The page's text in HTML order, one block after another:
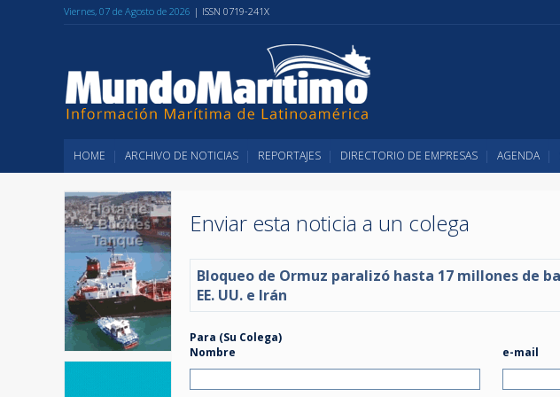
Viernes, 07 de Agosto de 2026 | ISSN 0719-241X
HOME ARCHIVO DE NOTICIAS REPORTAJES DIRECTORIO DE EMPRESAS AGENDA
Enviar esta noticia a un colega
Bloqueo de Ormuz paralizó hasta 17 millones de
EE. UU. e Irán
Para (Su Colega)
Nombre
e-mail